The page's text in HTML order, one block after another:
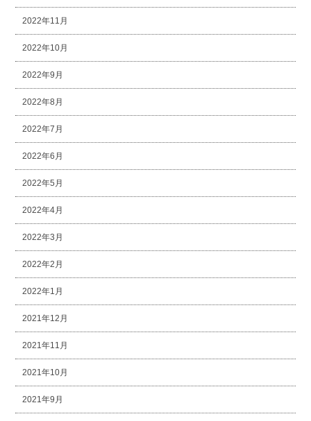
2022年11月
2022年10月
2022年9月
2022年8月
2022年7月
2022年6月
2022年5月
2022年4月
2022年3月
2022年2月
2022年1月
2021年12月
2021年11月
2021年10月
2021年9月